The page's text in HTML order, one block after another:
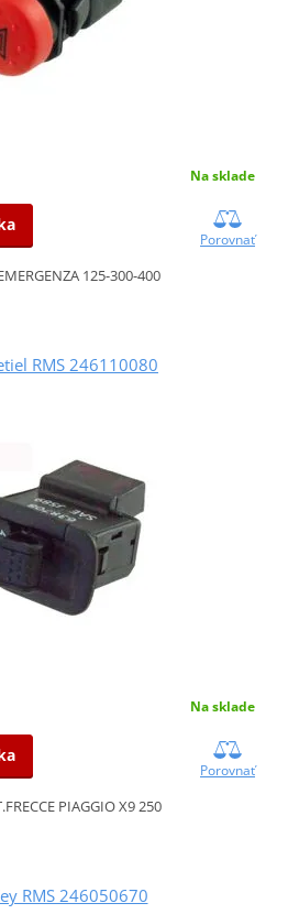
Na sklade
Porovnať
125-300-400
RMS 246110080
Na sklade
Porovnať
PIAGGIO X9 250
RMS 246050670